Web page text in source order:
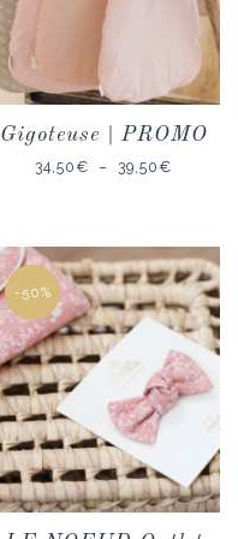
Gigoteuse | PROMO
34,50 € – 39,50 €
à
39,50€
-50%